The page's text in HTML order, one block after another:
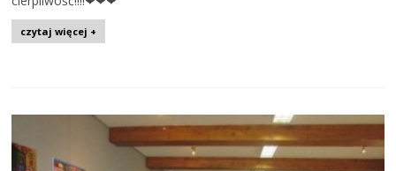
czytaj więcej +